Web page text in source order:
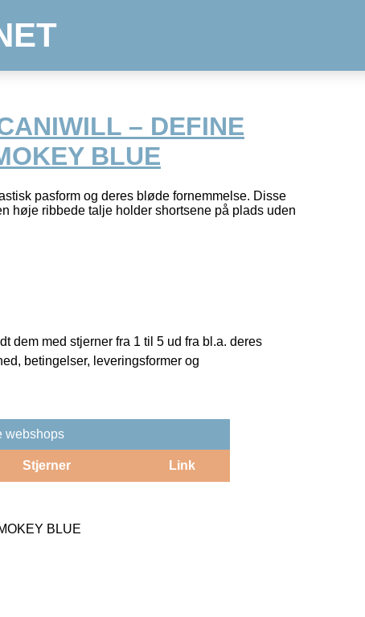
– DEFINE
BLUE
pasform og deres bløde fornemmelse. Disse
høje ribbede talje holder shortsene på plads uden
dem med stjerner fra 1 til 5 ud fra bl.a. deres
betingelser, leveringsformer og
webshops
Stjerner Link
BLUE